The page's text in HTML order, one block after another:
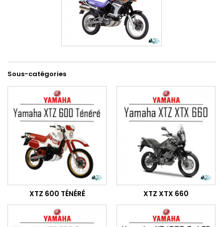
Sous-catégories
XTZ 600 TÉNÉRÉ XTZ XTX 660